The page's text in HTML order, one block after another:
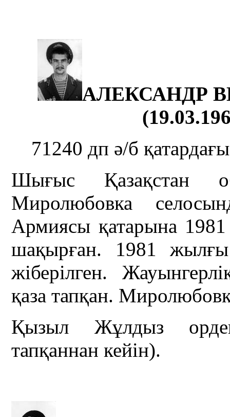
АЛЕКСАНДР
71240 дп ә/б
Шығыс Қазақстан
Миролюбовка
Армиясы қатарына
шақырған. 1981 жылғы
жіберілген.
қаза тапқан.
Қызыл Жұлдыз
тапқаннан кейін).